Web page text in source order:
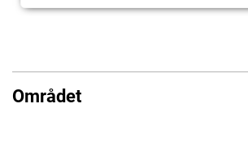
Området